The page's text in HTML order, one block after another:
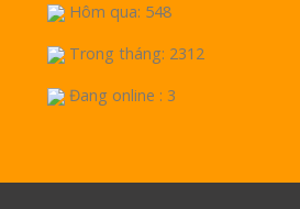
Hôm qua: 548
Trong tháng: 2312
Đang online : 3